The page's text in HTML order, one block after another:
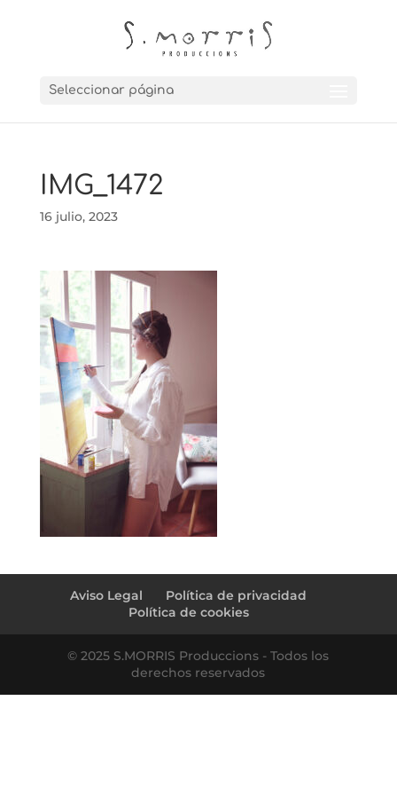
Seleccionar página
IMG_1472
16 julio, 2023
Aviso Legal
Política de privacidad
Política de cookies
© 2025 S.MORRIS Produccions - Todos los
derechos reservados